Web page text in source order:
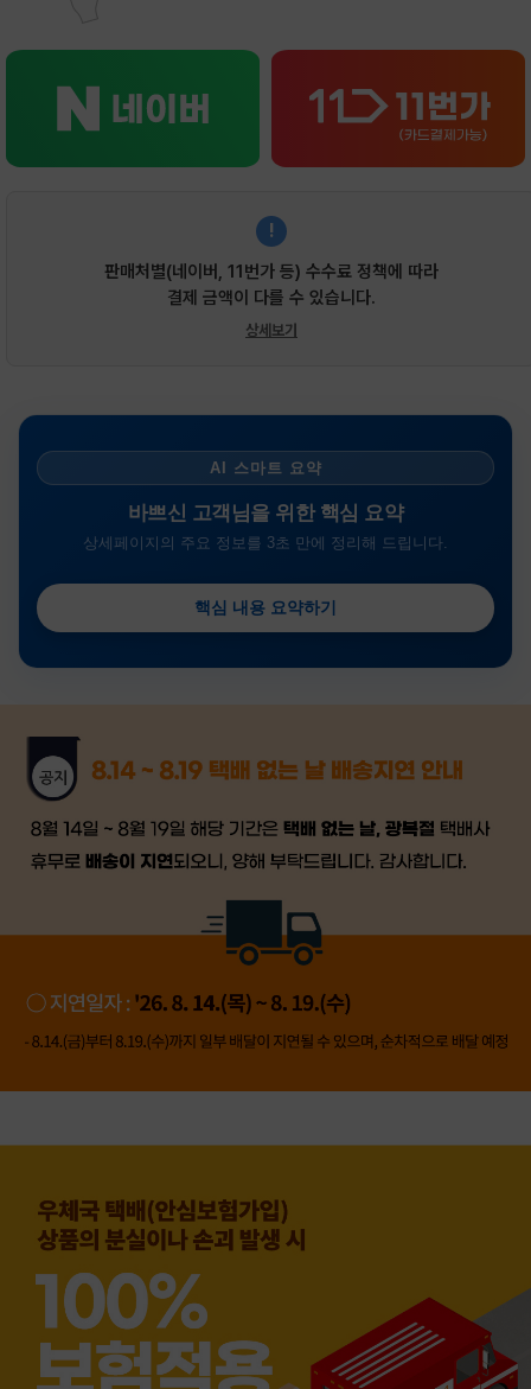
!
판매처별(네이버, 11번가 등) 수수료 정책에 따라
결제 금액이 다를 수 있습니다.
상세보기
AI 스마트 요약
바쁘신 고객님을 위한 핵심 요약
상세페이지의 주요 정보를 3초 만에 정리해 드립니다.
핵심 내용 요약하기
배송